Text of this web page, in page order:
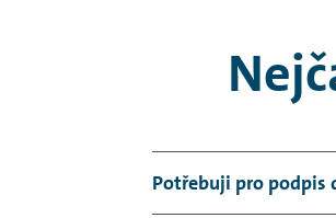
Potřebuji pro podpis